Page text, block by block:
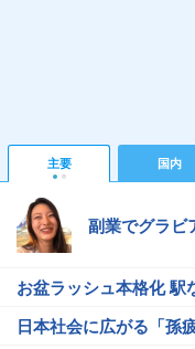
主要 国内
副業でグラビ
お盆ラッシュ本格化 駅
日本社会に広がる「孫